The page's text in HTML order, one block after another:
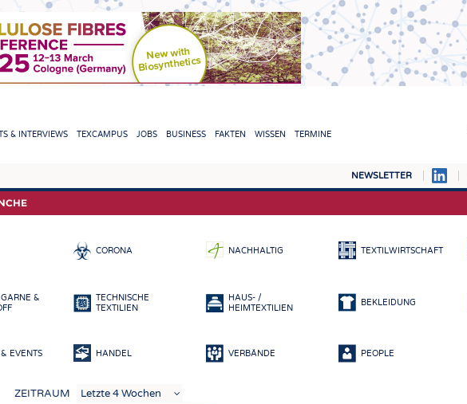
& INTERVIEWS TEXCAMPUS JOBS BUSINESS FAKTEN WISSEN TERMINE
NEWSLETTER
TEXTILE LEADERSHIP FASERN
GEWEBE
VLIESSTOFFE
CORONA NACHHALTIG TEXTILWIRTSCHAFT
&
TECHNISCHE
TEXTILIEN
HAUS- /
HEIMTEXTILIEN
BEKLEIDUNG
EVENTS HANDEL VERBÄNDE PEOPLE
ZEITRAUM